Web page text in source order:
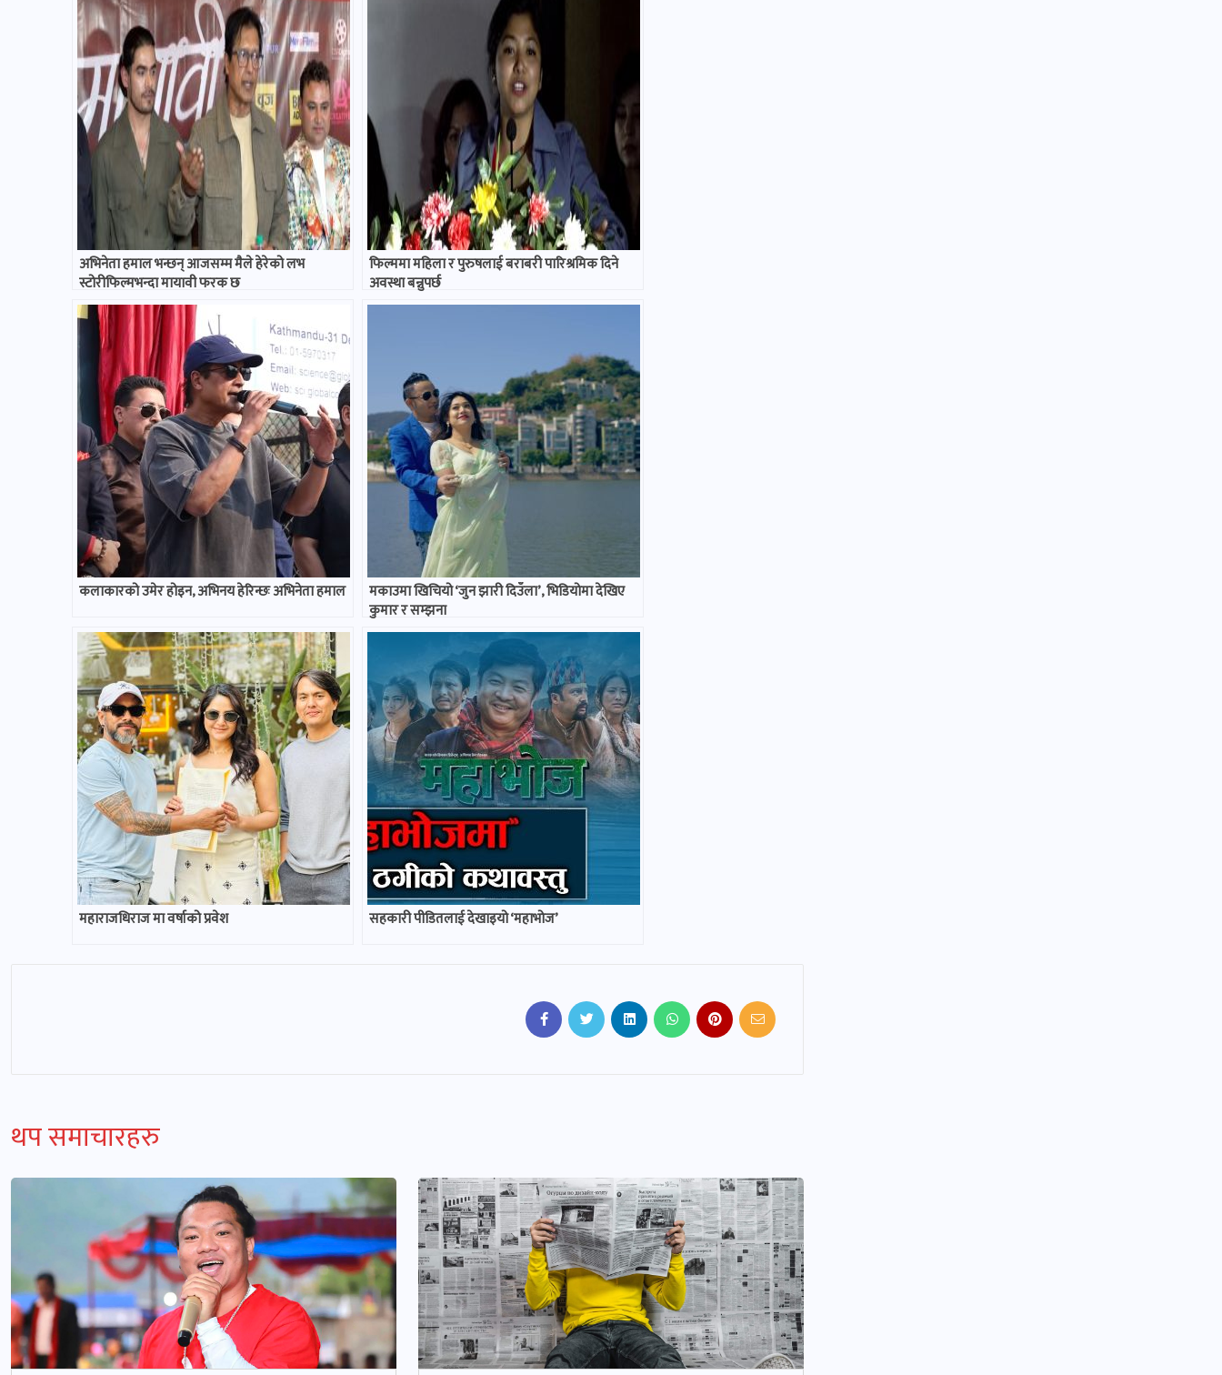
अभिनेता हमाल भन्छन् आजसम्म मैले हेरेको लभ
स्टोरीफिल्मभन्दा मायावी फरक छ
फिल्ममा महिला र पुरुषलाई बराबरी पारिश्रमिक दिने
अवस्था बन्नुपर्छ
कलाकारको उमेर होइन, अभिनय हेरिन्छः अभिनेता हमाल
मकाउमा खिचियो ‘जुन झारी दिउँला’, भिडियोमा देखिए
कुमार र सम्झना
महाराजधिराज मा वर्षाको प्रवेश सहकारी पीडितलाई देखाइयो ‘महाभोज’
थप समाचारहरु